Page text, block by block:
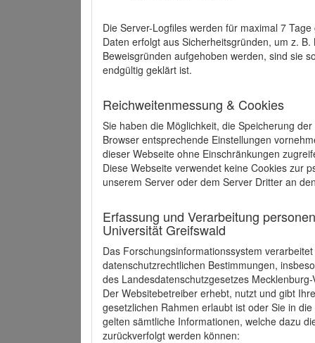
Die Server-Logfiles werden für maximal 7
Daten erfolgt aus Sicherheitsgründen, um z.
Beweisgründen aufgehoben werden, sind sie
endgültig geklärt ist.
Reichweitenmessung & Cookies
Sie haben die Möglichkeit, die Speicherung
Browser entsprechende Einstellungen
dieser Webseite ohne Einschränkungen
Diese Webseite verwendet keine Cookies zur
unserem Server oder dem Server Dritter an
Erfassung und Verarbeitung
Universität Greifswald
Das Forschungsinformationssystem
datenschutzrechtlichen Bestimmungen,
des Landesdatenschutzgesetzes
Der Websitebetreiber erhebt, nutzt und gibt
gesetzlichen Rahmen erlaubt ist oder Sie in
gelten sämtliche Informationen, welche dazu
zurückverfolgt werden können: